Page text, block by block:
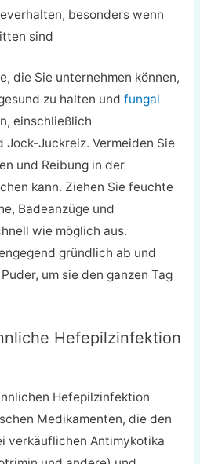
besonders wenn
sind
die Sie unternehmen können,
zu halten und fungal
einschließlich
Juckreiz. Vermeiden Sie
und Reibung in der
kann. Ziehen Sie feuchte
Badeanzüge und
wie möglich aus.
gründlich ab und
um sie den ganzen Tag
Hefepilzinfektion
Hefepilzinfektion
Medikamenten, die den
verkäuflichen Antimykotika